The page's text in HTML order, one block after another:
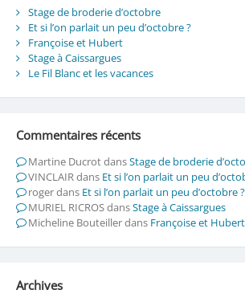
Stage de broderie d’octobre
Et si l’on parlait un peu d’octobre ?
Françoise et Hubert
Stage à Caissargues
Le Fil Blanc et les vacances
Commentaires récents
Martine DucrotdansStage de broderie
VINCLAIRdans Et si l’on parlait un peu
rogerdans Et si l’on parlait un peu d’octobre ?
MURIEL RICROSdansStage à Caissargues
Micheline Bouteillerdans Françoise et Hubert
Archives